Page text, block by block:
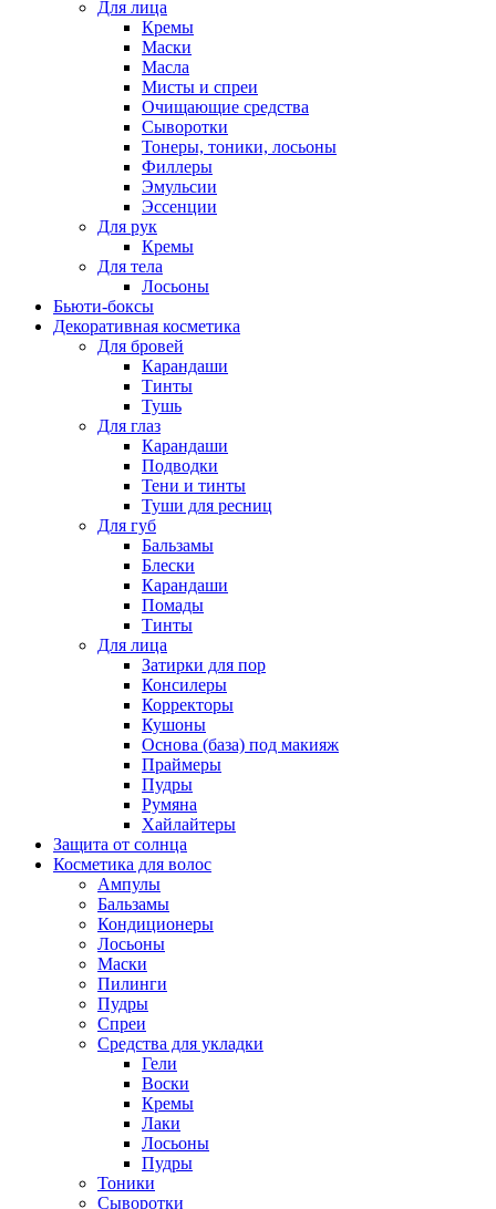
Для лица
Кремы
Маски
Масла
Мисты и спреи
Очищающие средства
Сыворотки
Тонеры, тоники, лосьоны
Филлеры
Эмульсии
Эссенции
Для рук
Кремы
Для тела
Лосьоны
Бьюти-боксы
Декоративная косметика
Для бровей
Карандаши
Тинты
Тушь
Для глаз
Карандаши
Подводки
Тени и тинты
Туши для ресниц
Для губ
Бальзамы
Блески
Карандаши
Помады
Тинты
Для лица
Затирки для пор
Консилеры
Корректоры
Кушоны
Основа (база) под макияж
Праймеры
Пудры
Румяна
Хайлайтеры
Защита от солнца
Косметика для волос
Ампулы
Бальзамы
Кондиционеры
Лосьоны
Маски
Пилинги
Пудры
Спреи
Средства для укладки
Гели
Воски
Кремы
Лаки
Лосьоны
Пудры
Тоники
Сыворотки